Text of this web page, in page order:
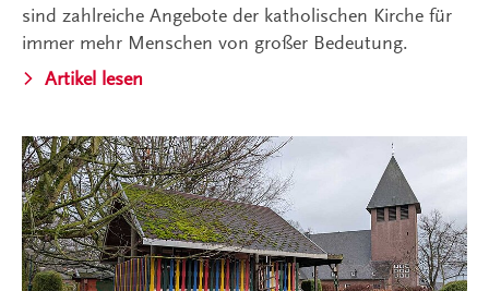
sind zahlreiche Angebote der katholischen Kirche für
immer mehr Menschen von großer Bedeutung.
Artikel lesen